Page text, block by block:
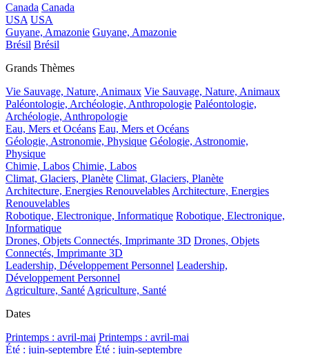
Canada Canada
USA USA
Guyane, Amazonie Guyane, Amazonie
Brésil Brésil
Grands Thèmes
Vie Sauvage, Nature, Animaux Vie Sauvage, Nature, Animaux
Paléontologie, Archéologie, Anthropologie Paléontologie,
Archéologie, Anthropologie
Eau, Mers et Océans Eau, Mers et Océans
Géologie, Astronomie, Physique Géologie, Astronomie,
Physique
Chimie, Labos Chimie, Labos
Climat, Glaciers, Planète Climat, Glaciers, Planète
Architecture, Energies Renouvelables Architecture, Energies
Renouvelables
Robotique, Electronique, Informatique Robotique, Electronique,
Informatique
Drones, Objets Connectés, Imprimante 3D Drones, Objets
Connectés, Imprimante 3D
Leadership, Développement Personnel Leadership,
Développement Personnel
Agriculture, Santé Agriculture, Santé
Dates
Printemps : avril-mai Printemps : avril-mai
Été : juin-septembre Été : juin-septembre